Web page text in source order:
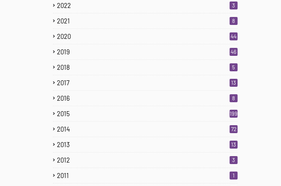
2022 3
2021 8
2020 44
2019 46
2018 5
2017 13
2016 8
2015 199
2014 72
2013 13
2012 3
2011 1